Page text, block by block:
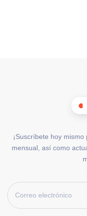
¡Suscríbete hoy
mensual, así como